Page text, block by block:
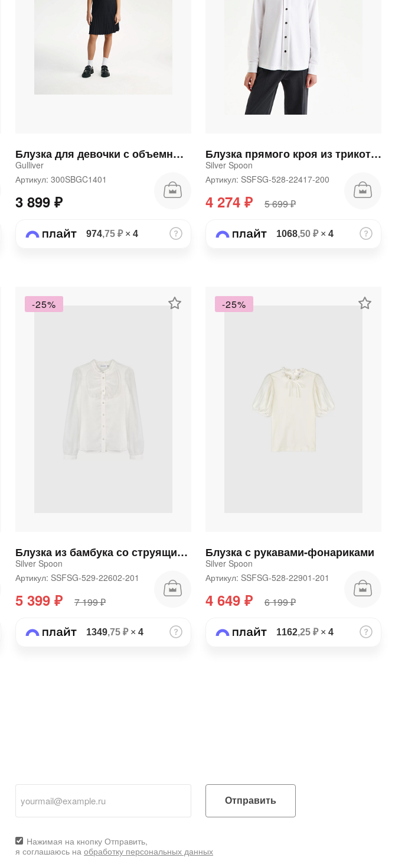
Блузка для девочки с объемными рукавами белая
Gulliver
Артикул: 300SBGC1401
3 899 ₽
974,75 ₽× 4
Блузка прямого кроя из трикотажа
Silver Spoon
Артикул: SSFSG-528-22417-200
4 274 ₽ 5 699 ₽
1068,50 ₽× 4
-25%
Блузка из бамбука со струящимися рукавами
Silver Spoon
Артикул: SSFSG-529-22602-201
5 399 ₽ 7 199 ₽
1349,75 ₽× 4
-25%
Блузка с рукавами-фонариками
Silver Spoon
Артикул: SSFSG-528-22901-201
4 649 ₽ 6 199 ₽
1162,25 ₽× 4
Отправить
Нажимая на кнопку Отправить,
я соглашаюсь на обработку персональных данных